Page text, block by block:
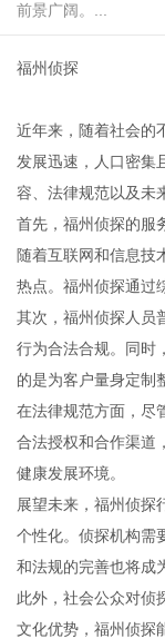
前景广阔。...
福州侦探
近年来，随着社会的
发展迅速，人口密集
容、法律规范以及未
首先，福州侦探的服
随着互联网和信息技
热点。福州侦探通过
其次，福州侦探人员
行为合法合规。同时
的是为客户量身定制
在法律规范方面，尽
合法授权和合作渠道
健康发展环境。
展望未来，福州侦探
个性化。侦探机构需
和法规的完善也将成
此外，社会公众对侦
文化优势，福州侦探